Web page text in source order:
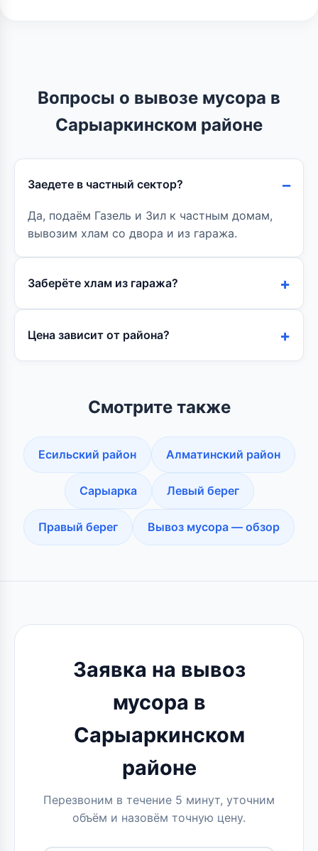
Вопросы о вывозе мусора в
Сарыаркинском районе
Заедете в частный сектор?
Да, подаём Газель и Зил к частным домам,
вывозим хлам со двора и из гаража.
Заберёте хлам из гаража?
Цена зависит от района?
Смотрите также
Есильский район Алматинский район
Сарыарка Левый берег
Правый берег Вывоз мусора — обзор
Заявка на вывоз
мусора в
Сарыаркинском
районе
Перезвоним в течение 5 минут, уточним
объём и назовём точную цену.